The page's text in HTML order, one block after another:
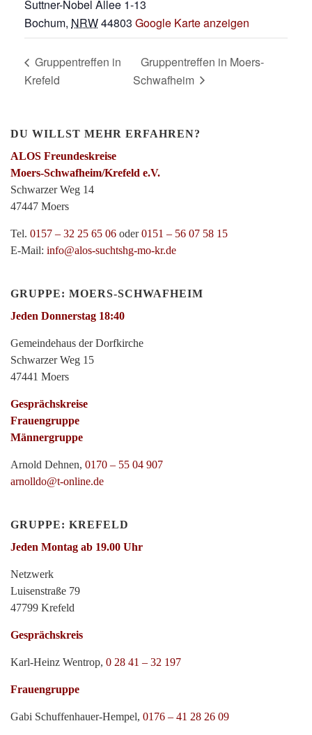
Suttner-Nobel Allee 1-13
Bochum, NRW44803 Google Karte anzeigen
Gruppentreffen in
Krefeld
Gruppentreffen in Moers-
Schwafheim
DU WILLST MEHR ERFAHREN?
ALOS Freundeskreise
Moers-Schwafheim/Krefeld e.V.
Schwarzer Weg 14
47447 Moers
Tel. 0157 – 32 25 65 06 oder0151 – 56 07 58 15
E-Mail: info@alos-suchtshg-mo-kr.de
GRUPPE: MOERS-SCHWAFHEIM
Jeden Donnerstag 18:40
Gemeindehaus der Dorfkirche
Schwarzer Weg 15
47441 Moers
Gesprächskreise
Frauengruppe
Männergruppe
Arnold Dehnen, 0170 – 55 04 907
arnolldo@t-online.de
GRUPPE: KREFELD
Jeden Montag ab 19.00 Uhr
Netzwerk
Luisenstraße 79
47799 Krefeld
Gesprächskreis
Karl-Heinz Wentrop, 0 28 41 – 32 197
Frauengruppe
Gabi Schuffenhauer-Hempel, 0176 – 41 28 26 09